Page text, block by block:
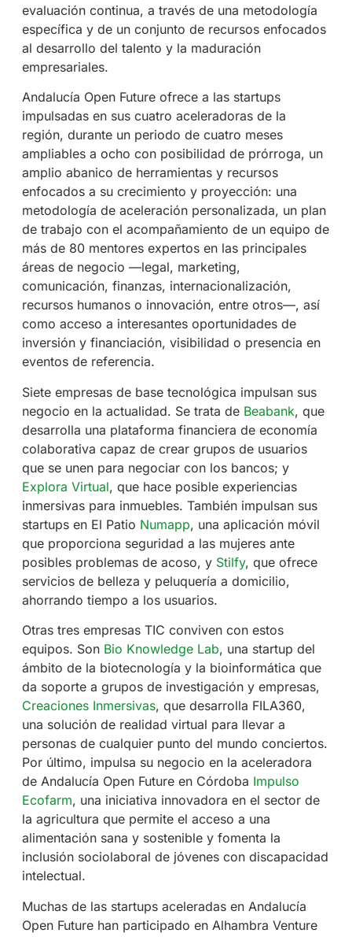
evaluación continua, a través de una metodología
específica y de un conjunto de recursos enfocados
al desarrollo del talento y la maduración
empresariales.
Andalucía Open Future ofrece a las startups
impulsadas en sus cuatro aceleradoras de la
región, durante un periodo de cuatro meses
ampliables a ocho con posibilidad de prórroga, un
amplio abanico de herramientas y recursos
enfocados a su crecimiento y proyección: una
metodología de aceleración personalizada, un plan
de trabajo con el acompañamiento de un equipo de
más de 80 mentores expertos en las principales
áreas de negocio —legal, marketing,
comunicación, finanzas, internacionalización,
recursos humanos o innovación, entre otros—, así
como acceso a interesantes oportunidades de
inversión y financiación, visibilidad o presencia en
eventos de referencia.
Siete empresas de base tecnológica impulsan sus
negocio en la actualidad. Se trata de Beabank, que
desarrolla una plataforma financiera de economía
colaborativa capaz de crear grupos de usuarios
que se unen para negociar con los bancos; y
Explora Virtual, que hace posible experiencias
inmersivas para inmuebles. También impulsan sus
startups en El Patio Numapp, una aplicación móvil
que proporciona seguridad a las mujeres ante
posibles problemas de acoso, y Stilfy, que ofrece
servicios de belleza y peluquería a domicilio,
ahorrando tiempo a los usuarios.
Otras tres empresas TIC conviven con estos
equipos. Son Bio Knowledge Lab, una startup del
ámbito de la biotecnología y la bioinformática que
da soporte a grupos de investigación y empresas,
Creaciones Inmersivas, que desarrolla FILA360,
una solución de realidad virtual para llevar a
personas de cualquier punto del mundo conciertos.
Por último, impulsa su negocio en la aceleradora
de Andalucía Open Future en Córdoba Impulso
Ecofarm, una iniciativa innovadora en el sector de
la agricultura que permite el acceso a una
alimentación sana y sostenible y fomenta la
inclusión sociolaboral de jóvenes con discapacidad
intelectual.
Muchas de las startups aceleradas en Andalucía
Open Future han participado en Alhambra Venture